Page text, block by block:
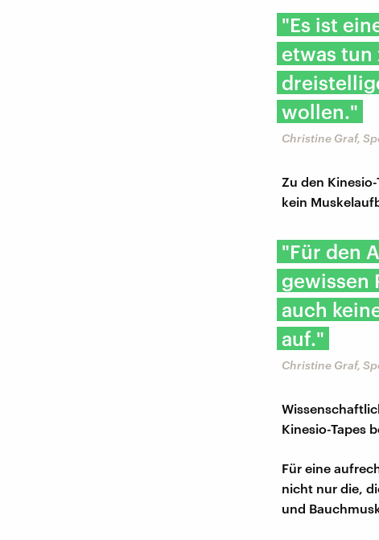
"Es ist
etwas tun
wollen."
Christine Graf,
Zu den
kein
"Für den
gewissen
auch
auf."
Christine Graf,
Kinesio-Tapes
Für eine
nicht nur die,
und